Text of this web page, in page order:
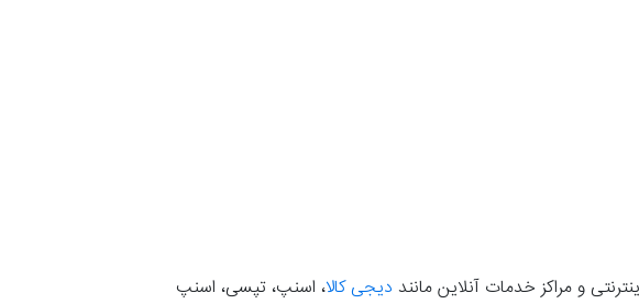
و مراکز خدمات آنلاین مانند دیجی کالا، اسنپ، تپسی، اسنپ